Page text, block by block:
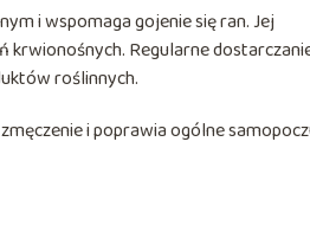
i wspomaga gojenie się ran. Jej
krwionośnych. Regularne
roślinnych.
i poprawia ogólne